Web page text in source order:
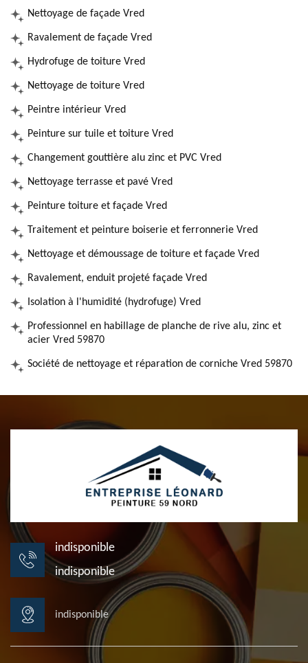
Nettoyage de façade Vred
Ravalement de façade Vred
Hydrofuge de toiture Vred
Nettoyage de toiture Vred
Peintre intérieur Vred
Peinture sur tuile et toiture Vred
Changement gouttière alu zinc et PVC Vred
Nettoyage terrasse et pavé Vred
Peinture toiture et façade Vred
Traitement et peinture boiserie et ferronnerie Vred
Nettoyage et démoussage de toiture et façade Vred
Ravalement, enduit projeté façade Vred
Isolation à l'humidité (hydrofuge) Vred
Professionnel en habillage de planche de rive alu, zinc et
acier Vred 59870
Société de nettoyage et réparation de corniche Vred 59870
indisponible
indisponible
indisponible